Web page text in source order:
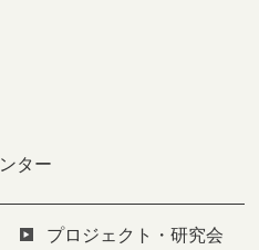
ター
プロジェクト・研究会